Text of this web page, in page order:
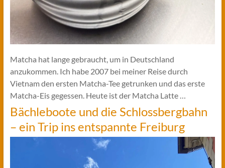
Matcha hat lange gebraucht, um in Deutschland
anzukommen. Ich habe 2007 bei meiner Reise durch
Vietnam den ersten Matcha-Tee getrunken und das erste
Matcha-Eis gegessen. Heute ist der Matcha Latte …
Bächleboote und die Schlossbergbahn
– ein Trip ins entspannte Freiburg